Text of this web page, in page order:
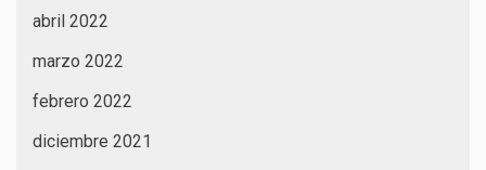
abril 2022
marzo 2022
febrero 2022
diciembre 2021